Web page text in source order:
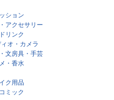
ション
アクセサリー
リンク
オ・カメラ
文房具・手芸
・香水
ク用品
ミック